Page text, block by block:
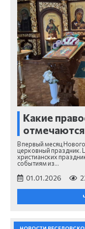
Какие
В первый месяц
церковный праздник.
христианских
событиям из…
01.01.2026
НОВОСТИ